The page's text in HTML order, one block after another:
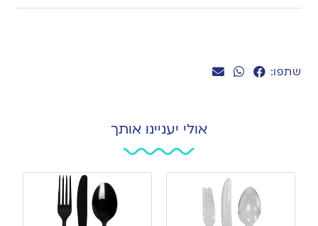
שתפו:
אולי יעניינו אותך